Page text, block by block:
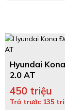
Hyundai
2.0 AT
450 triệu
Trả trước 135